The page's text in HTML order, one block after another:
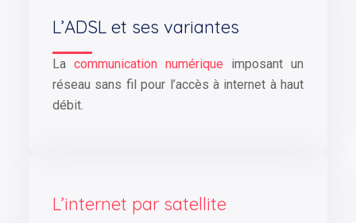
L’ADSL et ses variantes
La communication numérique imposant un
réseau sans fil pour l’accès à internet à haut
débit.
L’internet par satellite